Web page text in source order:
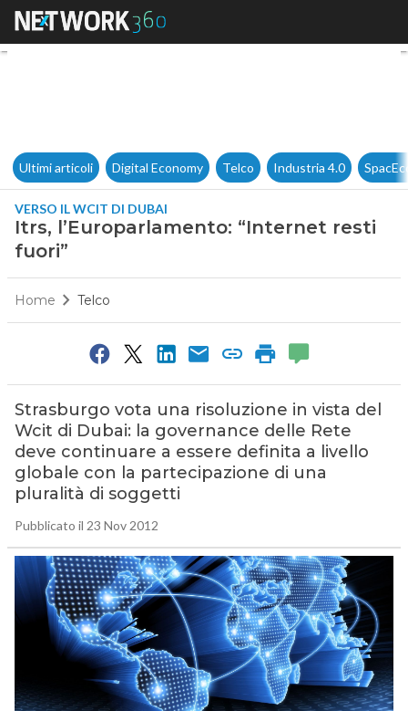
Itrs, l’Europarlamento:
Ultimi articoli Digital Economy Telco Industria 4.0
VERSO IL WCIT DI DUBAI
Itrs, l’Europarlamento: “Internet resti
fuori”
Home Telco
Strasburgo vota una risoluzione in vista del
Wcit di Dubai: la governance delle Rete
deve continuare a essere definita a livello
globale con la partecipazione di una
pluralità di soggetti
Pubblicato il 23 Nov 2012